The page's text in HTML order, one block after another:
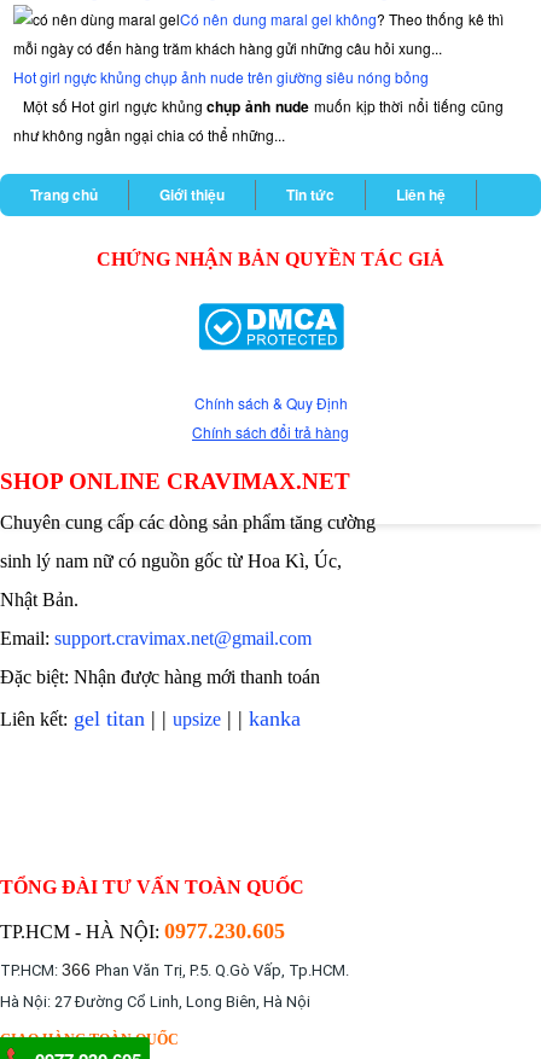
Có nên dung maral gel không? Theo thống kê thì
mỗi ngày có đến hàng trăm khách hàng gửi những câu hỏi xung...
Hot girl ngực khủng chụp ảnh nude trên giường siêu nóng bỏng
Một số Hot girl ngực khủngchụp ảnh nude muốn kịp thời nổi tiếng cũng
như không ngần ngại chia có thể những...
Trang chủ Giới thiệu Tin tức Liên hệ
CHỨNG NHẬN BẢN QUYỀN TÁC GIẢ
Chính sách & Quy Định
Chính sách đổi trả hàng
SHOP ONLINE CRAVIMAX.NET
Chuyên cung cấp các dòng sản phẩm tăng cường
sinh lý nam nữ có nguồn gốc từ Hoa Kì, Úc,
Nhật Bản.
Email: support.cravimax.net@gmail.com
Đặc biệt: Nhận được hàng mới thanh toán
Liên kết: gel titan | | upsize | | kanka
TỔNG ĐÀI TƯ VẤN TOÀN QUỐC
TP.HCM - HÀ NỘI: 0977.230.605
TP.HCM: 366 Phan Văn Trị, P.5. Q.Gò Vấp, Tp.HCM.
Hà Nội: 27 Đường Cổ Linh, Long Biên, Hà Nội
GIAO HÀNG TOÀN QUỐC